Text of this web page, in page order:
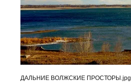
ДАЛЬНИЕ ВОЛЖСКИЕ ПРОСТОРЫ.jpg